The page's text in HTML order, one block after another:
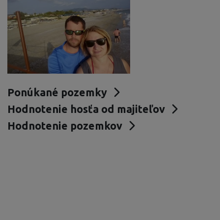
Ponúkané pozemky
Hodnotenie hosťa od majiteľov
Hodnotenie pozemkov